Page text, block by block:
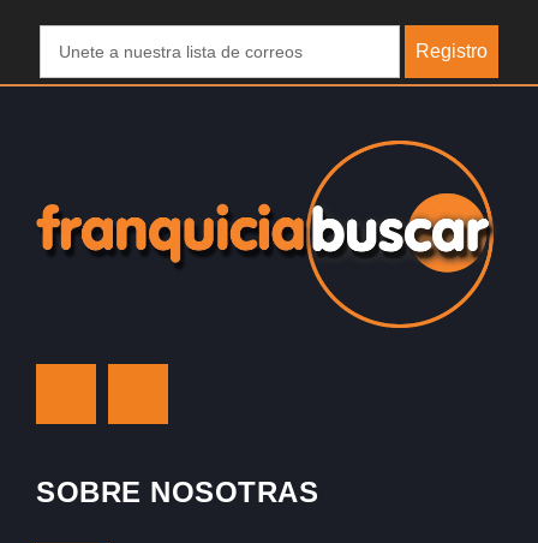
Registro
SOBRE NOSOTRAS